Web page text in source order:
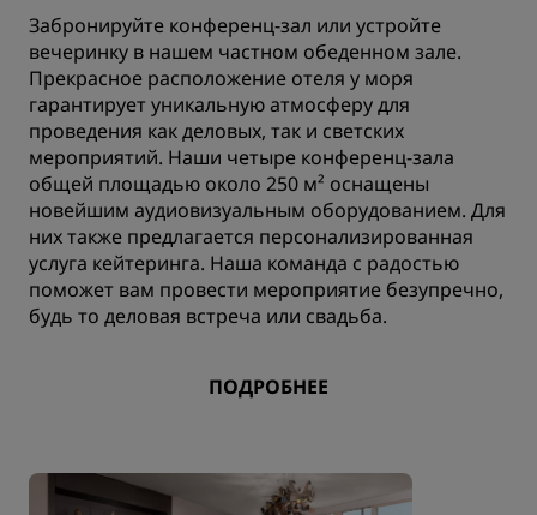
Забронируйте конференц-зал или устройте
вечеринку в нашем частном обеденном зале.
Прекрасное расположение отеля у моря
гарантирует уникальную атмосферу для
проведения как деловых, так и светских
мероприятий. Наши четыре конференц-зала
общей площадью около 250 м² оснащены
новейшим аудиовизуальным оборудованием. Для
них также предлагается персонализированная
услуга кейтеринга. Наша команда с радостью
поможет вам провести мероприятие безупречно,
будь то деловая встреча или свадьба.
ПОДРОБНЕЕ